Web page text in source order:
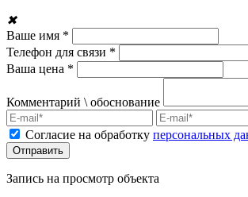
✖
Ваше имя *
Телефон для связи *
Ваша цена *
Комментарий \ обоснование
Согласие на обработку персональных
Запись на просмотр объекта